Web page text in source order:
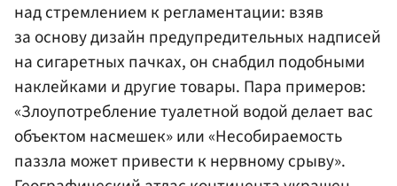
над стремлением к регламентации: взяв
за основу дизайн предупредительных надписей
на сигаретных пачках, он снабдил подобными
наклейками и другие товары. Пара примеров:
«Злоупотребление туалетной водой делает вас
объектом насмешек» или «Несобираемость
паззла может привести к нервному срыву».